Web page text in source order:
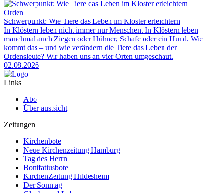
Orden
Schwerpunkt: Wie Tiere das Leben im Kloster erleichtern
In Klöstern leben nicht immer nur Menschen. In Klöstern leben
manchmal auch Ziegen oder Hühner, Schafe oder ein Hund. Wie
kommt das – und wie verändern die Tiere das Leben der
Ordensleute? Wir haben uns an vier Orten umgeschaut.
02.08.2026
Links
Abo
Über aus.sicht
Zeitungen
Kirchenbote
Neue Kirchenzeitung Hamburg
Tag des Herrn
Bonifatiusbote
KirchenZeitung Hildesheim
Der Sonntag